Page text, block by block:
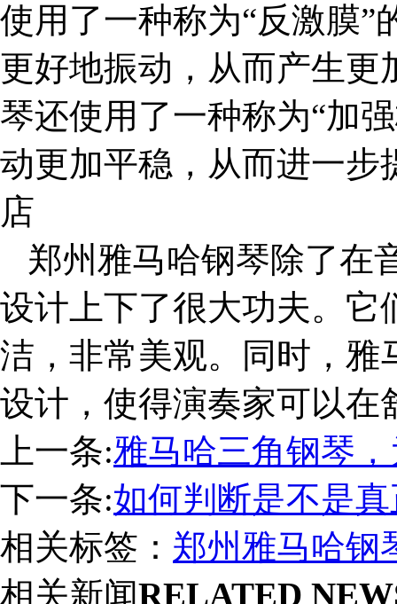
使用了一种称为“反激膜”
更好地振动，从而产生更
琴还使用了一种称为“加
动更加平稳，从而进一步
店
郑州雅马哈钢琴除了在
设计上下了很大功夫。它
洁，非常美观。同时，雅
设计，使得演奏家可以在
上一条:雅马哈三角钢琴
下一条:如何判断是不是
相关标签： 郑州雅马哈钢
相关新闻RELATED